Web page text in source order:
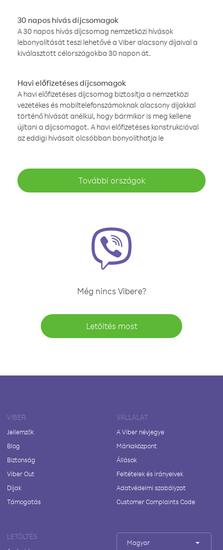
30 napos hívás díjcsomagok
A 30 napos hívás díjcsomag nemzetközi hívások
lebonyolítását teszi lehetővé a Viber alacsony díjaival a
kiválasztott célországokba 30 napon át.
Havi előfizetéses díjcsomagok
A havi előfizetéses díjcsomag biztosítja a nemzetközi
vezetékes és mobiltelefonszámoknak alacsony díjakkal
történő hívását anélkül, hogy bármikor is meg kellene
újítani a díjcsomagot. A havi előfizetéses konstrukcióval
az eddigi hívásait olcsóbban bonyolíthatja le
További országok
Még nincs Vibere?
Letöltés most
VIBER
Jellemzők
Blog
Biztonság
Viber Out
Díjak
Támogatás
VÁLLALAT
A Viber névjegye
Márkaközpont
Állások
Feltételek és irányelvek
Adatvédelmi szabályzat
Customer Complaints Code
LETÖLTÉS
Magyar